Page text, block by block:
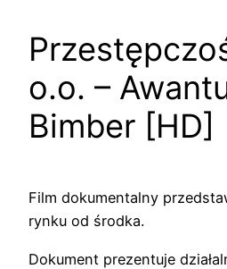
o.o. –
Bimber [HD]
Film dokumentalny
rynku od środka.
Dokument prezentuje